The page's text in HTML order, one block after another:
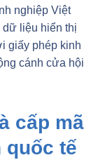
nghiệp Việt
liệu hiển thị
giấy phép kinh
cánh cửa hội
cấp mã
quốc tế